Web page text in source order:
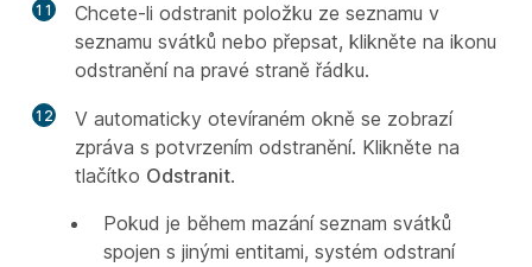
11
Chcete-li odstranit položku ze seznamu v
seznamu svátků nebo přepsat, klikněte na ikonu
odstranění na pravé straně řádku.
12
V automaticky otevíraném okně se zobrazí
zpráva s potvrzením odstranění. Klikněte na
tlačítko Odstranit.
Pokud je během mazání seznam svátků
spojen s jinými entitami, systém odstraní